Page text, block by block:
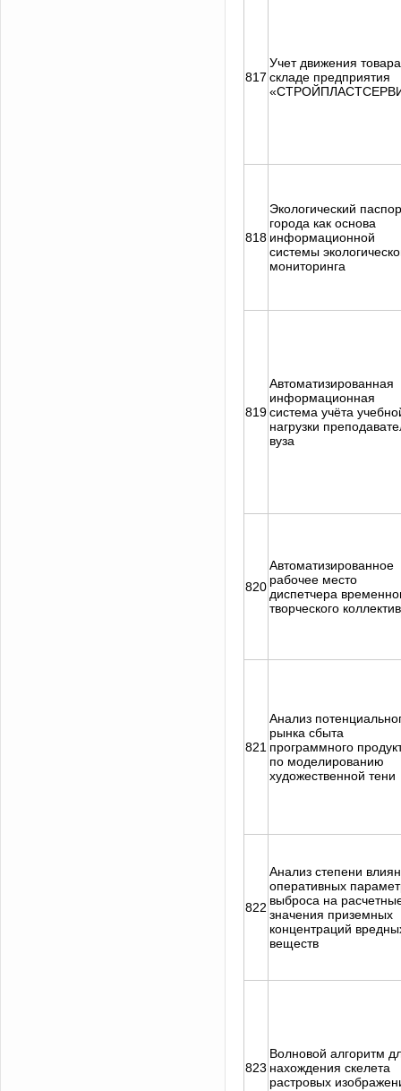
817
Учет движения
складе предприятия
818
Экологический
города как основа
информационной
системы
мониторинга
819
Автоматизированная
информационная
система учёта
нагрузки
вуза
820
Автоматизированное
рабочее место
диспетчера
творческого
821
Анализ
рынка сбыта
программного
по моделированию
художественной тени
822
Анализ степени
оперативных
выброса на
значения приземных
концентраций
веществ
823
Волновой алгоритм
нахождения скелета
растровых